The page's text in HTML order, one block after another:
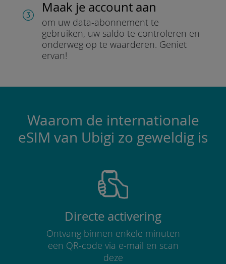
Maak je account aan
om uw data-abonnement te
gebruiken, uw saldo te controleren en
onderweg op te waarderen. Geniet
ervan!
Waarom de internationale
eSIM van Ubigi zo geweldig is
Directe activering
Ontvang binnen enkele minuten
een QR-code via e-mail en scan
deze